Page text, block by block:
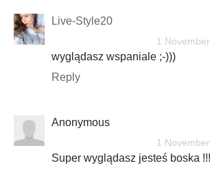
Live-Style20
1
wyglądasz wspaniale ;-)))
Reply
Anonymous
1
Super wyglądasz jesteś boska !!!